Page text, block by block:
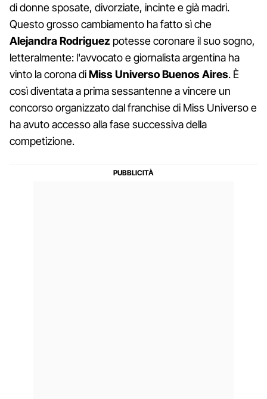
di donne sposate, divorziate, incinte e già madri.
Questo grosso cambiamento ha fatto sì che
Alejandra Rodriguez potesse coronare il suo sogno,
letteralmente: l'avvocato e giornalista argentina ha
vinto la corona diMiss Universo Buenos Aires. È
così diventata a prima sessantenne a vincere un
concorso organizzato dal franchise di Miss Universo e
ha avuto accesso alla fase successiva della
competizione.